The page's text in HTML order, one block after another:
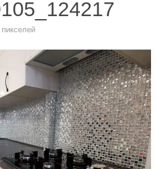
пикселей